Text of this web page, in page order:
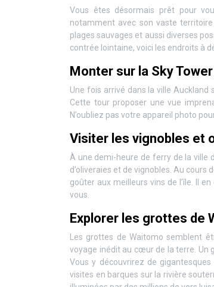
Vous êtes désormais prêt pour
notamment avec son vaste
plages sauvages et aussi diverses
contrée lointaine, voici les endroits à
Monter sur la Sky
Une fois arrivé dans la ville Auckland
Cette tour proposer une vue
N’oubliez pas votre appareil photo
Visiter les vignobles et
À une demi-heure de ferry de la ville
d’oliveraies et de vignobles. Au cours
goûter aux meilleurs vins de l’île. Il
vous.
Explorer les grottes de
Les grottes de Waitomo semblent
voyage inédit au cœur de la terre. Un
Vous y découvrirez de
visites en barques sur la rivière